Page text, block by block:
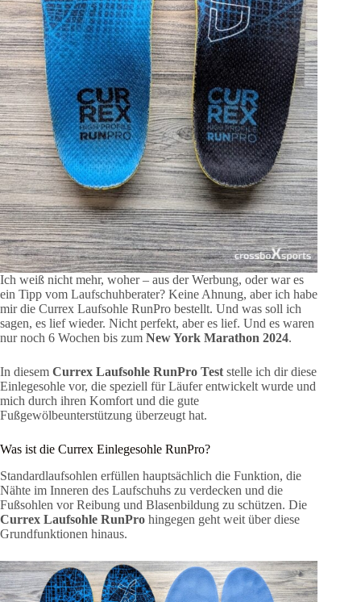
Ich weiß nicht mehr, woher – aus der Werbung, oder war es
ein Tipp vom Laufschuhberater? Keine Ahnung, aber ich habe
mir die Currex Laufsohle RunPro bestellt. Und was soll ich
sagen, es lief wieder. Nicht perfekt, aber es lief. Und es waren
nur noch 6 Wochen bis zum New York Marathon 2024.
In diesem Currex Laufsohle RunPro Test stelle ich dir diese
Einlegesohle vor, die speziell für Läufer entwickelt wurde und
mich durch ihren Komfort und die gute
Fußgewölbeunterstützung überzeugt hat.
Was ist die Currex Einlegesohle RunPro?
Standardlaufsohlen erfüllen hauptsächlich die Funktion, die
Nähte im Inneren des Laufschuhs zu verdecken und die
Fußsohlen vor Reibung und Blasenbildung zu schützen. Die
Currex Laufsohle RunPro hingegen geht weit über diese
Grundfunktionen hinaus.